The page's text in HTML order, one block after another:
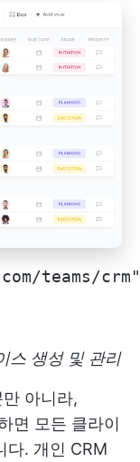
teams/crm"
스 생성 및 관리
아니라,
면 모든 클라이
다. 개인 CRM